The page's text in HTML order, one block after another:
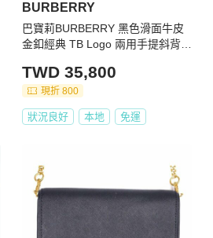
BURBERRY
巴寶莉BURBERRY 黑色滑面牛皮
金釦經典 TB Logo 兩用手提斜背托
TWD 35,800
現折 800
狀況良好 本地 免運